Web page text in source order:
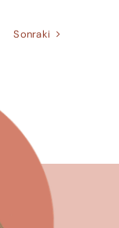
Sonraki